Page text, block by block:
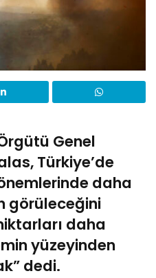
Genel
Türkiye’de
daha
görüleceğini
daha
yüzeyinden
dedi.